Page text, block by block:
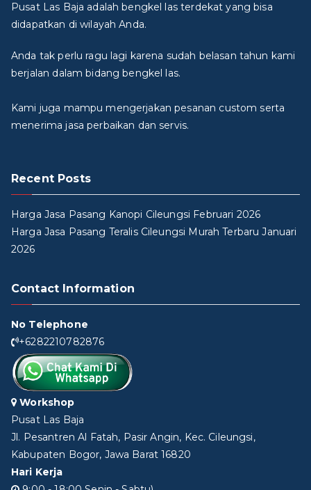
Pusat Las Baja adalah bengkel las terdekat yang bisa
didapatkan di wilayah Anda.
Anda tak perlu ragu lagi karena sudah belasan tahun kami
berjalan dalam bidang bengkel las.
Kami juga mampu mengerjakan pesanan custom serta
menerima jasa perbaikan dan servis.
Recent Posts
Harga Jasa Pasang Kanopi Cileungsi Februari 2026
Harga Jasa Pasang Teralis Cileungsi Murah Terbaru Januari
2026
Contact Information
No Telephone
+6282210782876
Workshop
Pusat Las Baja
Jl. Pesantren Al Fatah, Pasir Angin, Kec. Cileungsi,
Kabupaten Bogor, Jawa Barat 16820
Hari Kerja